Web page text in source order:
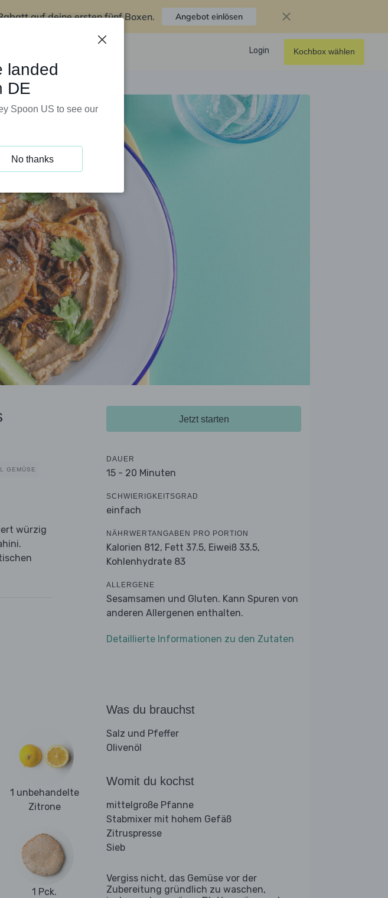
auf deine ersten fünf Boxen. Angebot einlösen
Login Kochbox wählen
GEMÜSE
würzig
Jetzt starten
DAUER
15 - 20 Minuten
SCHWIERIGKEITSGRAD
einfach
NÄHRWERTANGABEN PRO PORTION
Kalorien 812, Fett 37.5, Eiweiß 33.5,
Kohlenhydrate 83
ALLERGENE
Sesamsamen und Gluten. Kann Spuren von
anderen Allergenen enthalten.
Detaillierte Informationen zu den Zutaten
1 unbehandelte
Zitrone
1 Pck.
Was du brauchst
Salz und Pfeffer
Olivenöl
Womit du kochst
mittelgroße Pfanne
Stabmixer mit hohem Gefäß
Zitruspresse
Sieb
Vergiss nicht, das Gemüse vor der
Zubereitung gründlich zu waschen,
landed
DE
Spoon US to see our
No thanks